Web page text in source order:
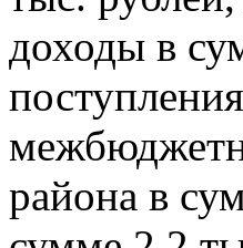
доходы в
района в